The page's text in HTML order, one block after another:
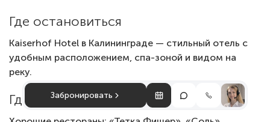
Где остановиться
Kaiserhof Hotel в Калининграде — стильный отель с
удобным расположением, спа-зоной и видом на
реку.
Где вкусно поесть
Забронировать